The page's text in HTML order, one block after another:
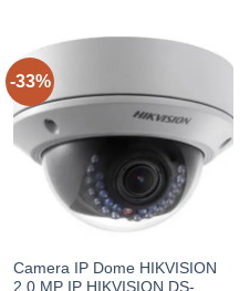
-33%
Camera IP Dome HIKVISION
2.0 MP IP HIKVISION DS-